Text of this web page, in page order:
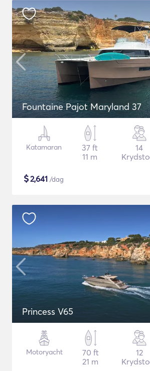
Fountaine Pajot Maryland 37
Katamaran
37 ft
11 m
14
$2,641 /dag
Princess V65
Motoryacht
70 ft
21 m
12